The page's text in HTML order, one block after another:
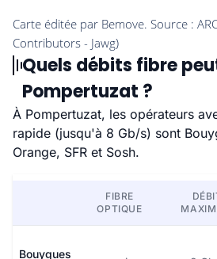
Quels débits fibre
Pompertuzat ?
À Pompertuzat, les opérateurs
rapide (jusqu'à 8 Gb/s) sont
Orange, SFR et Sosh.
FIBRE
OPTIQUE
Bouygues